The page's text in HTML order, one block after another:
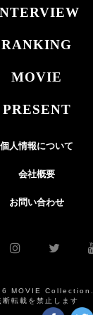
RANKING
MOVIE
PRESENT
個人情報について
会社概要
お問い合わせ
MOVIE Collection.
断転載を禁止します